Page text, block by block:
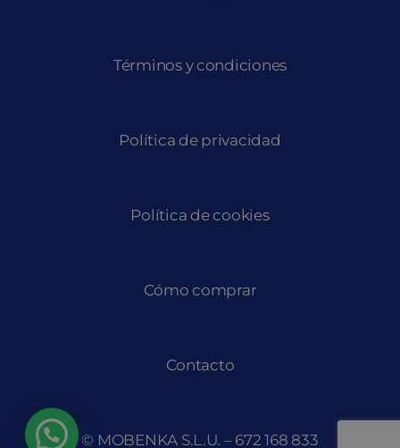
Términos y condiciones
Política de privacidad
Política de cookies
Cómo comprar
Contacto
© MOBENKA S.L.U. – 672 168 833